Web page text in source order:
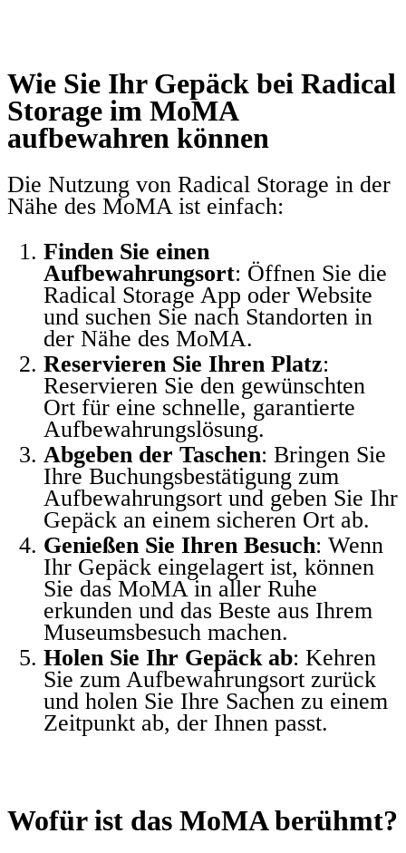
Wie Sie Ihr Gepäck bei Radical
Storage im MoMA
aufbewahren können
Die Nutzung von Radical Storage in der
Nähe des MoMA ist einfach:
Finden Sie einen
Aufbewahrungsort: Öffnen Sie die
Radical Storage App oder Website
und suchen Sie nach Standorten in
der Nähe des MoMA.
Reservieren Sie Ihren Platz:
Reservieren Sie den gewünschten
Ort für eine schnelle, garantierte
Aufbewahrungslösung.
Abgeben der Taschen: Bringen Sie
Ihre Buchungsbestätigung zum
Aufbewahrungsort und geben Sie Ihr
Gepäck an einem sicheren Ort ab.
Genießen Sie Ihren Besuch: Wenn
Ihr Gepäck eingelagert ist, können
Sie das MoMA in aller Ruhe
erkunden und das Beste aus Ihrem
Museumsbesuch machen.
Holen Sie Ihr Gepäck ab: Kehren
Sie zum Aufbewahrungsort zurück
und holen Sie Ihre Sachen zu einem
Zeitpunkt ab, der Ihnen passt.
Wofür ist das MoMA berühmt?